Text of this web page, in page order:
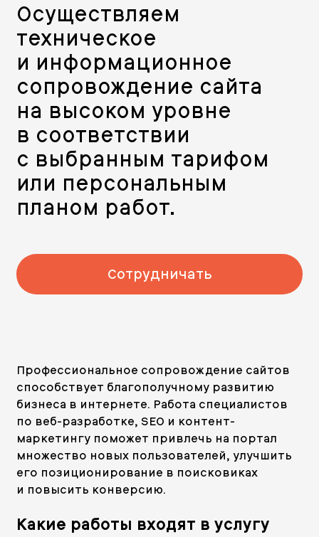
Осуществляем
техническое
и информационное
сопровождение сайта
на высоком уровне
в соответствии
с выбранным тарифом
или персональным
планом работ.
Сотрудничать
Профессиональное сопровождение сайтов
способствует благополучному развитию
бизнеса в интернете. Работа специалистов
по веб-разработке, SEO и контент-
маркетингу поможет привлечь на портал
множество новых пользователей, улучшить
его позиционирование в поисковиках
и повысить конверсию.
Какие работы входят в услугу